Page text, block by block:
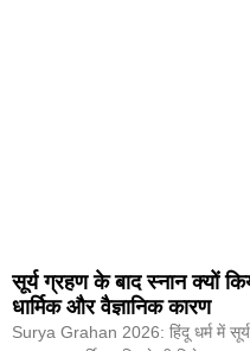
सूर्य ग्रहण के बाद स्नान क्यों
धार्मिक और वैज्ञानिक कारण
Surya Grahan 2026: हिंदू धर्म में